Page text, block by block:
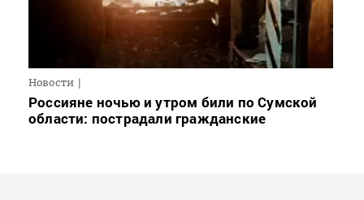
Новости
Россияне ночью и утром били по Сумской
области: пострадали гражданские